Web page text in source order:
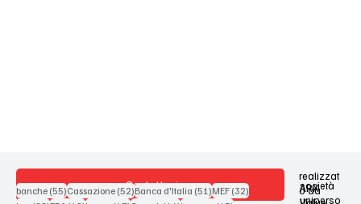
Contattaci
realizzat
o da
società
uniperso
ARX
banche (55)55 post
Cassazione (52)52 post
Banca d'Italia (51)51 post
MEF (32)32 post